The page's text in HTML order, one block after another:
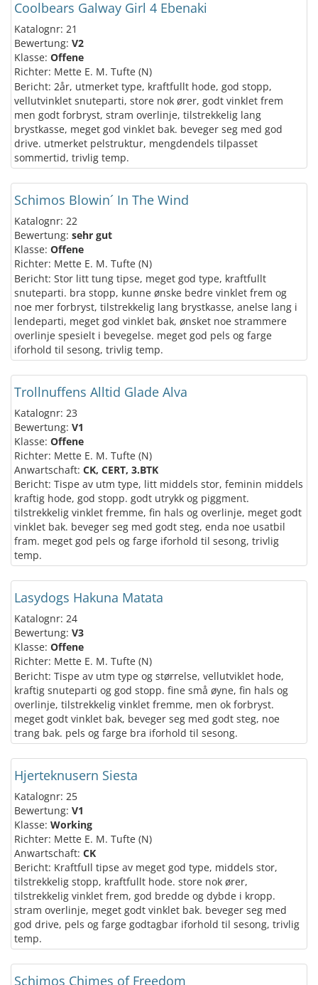
Coolbears Galway Girl 4 Ebenaki
Katalognr: 21
Bewertung: V2
Klasse: Offene
Richter: Mette E. M. Tufte (N)
Bericht: 2år, utmerket type, kraftfullt hode, god stopp,
vellutvinklet snuteparti, store nok ører, godt vinklet frem
men godt forbryst, stram overlinje, tilstrekkelig lang
brystkasse, meget god vinklet bak. beveger seg med god
drive. utmerket pelstruktur, mengdendels tilpasset
sommertid, trivlig temp.
Schimos Blowin´ In The Wind
Katalognr: 22
Bewertung: sehr gut
Klasse: Offene
Richter: Mette E. M. Tufte (N)
Bericht: Stor litt tung tipse, meget god type, kraftfullt
snuteparti. bra stopp, kunne ønske bedre vinklet frem og
noe mer forbryst, tilstrekkelig lang brystkasse, anelse lang i
lendeparti, meget god vinklet bak, ønsket noe strammere
overlinje spesielt i bevegelse. meget god pels og farge
iforhold til sesong, trivlig temp.
Trollnuffens Alltid Glade Alva
Katalognr: 23
Bewertung: V1
Klasse: Offene
Richter: Mette E. M. Tufte (N)
Anwartschaft: CK, CERT, 3.BTK
Bericht: Tispe av utm type, litt middels stor, feminin middels
kraftig hode, god stopp. godt utrykk og piggment.
tilstrekkelig vinklet fremme, fin hals og overlinje, meget godt
vinklet bak. beveger seg med godt steg, enda noe usatbil
fram. meget god pels og farge iforhold til sesong, trivlig
temp.
Lasydogs Hakuna Matata
Katalognr: 24
Bewertung: V3
Klasse: Offene
Richter: Mette E. M. Tufte (N)
Bericht: Tispe av utm type og størrelse, vellutviklet hode,
kraftig snuteparti og god stopp. fine små øyne, fin hals og
overlinje, tilstrekkelig vinklet fremme, men ok forbryst.
meget godt vinklet bak, beveger seg med godt steg, noe
trang bak. pels og farge bra iforhold til sesong.
Hjerteknusern Siesta
Katalognr: 25
Bewertung: V1
Klasse: Working
Richter: Mette E. M. Tufte (N)
Anwartschaft: CK
Bericht: Kraftfull tipse av meget god type, middels stor,
tilstrekkelig stopp, kraftfullt hode. store nok ører,
tilstrekkelig vinklet frem, god bredde og dybde i kropp.
stram overlinje, meget godt vinklet bak. beveger seg med
god drive, pels og farge godtagbar iforhold til sesong, trivlig
temp.
Schimos Chimes of Freedom